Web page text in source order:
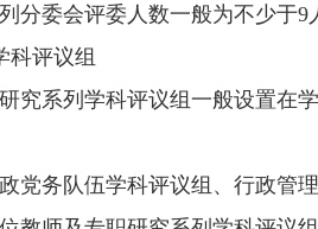
分委会评委人数一般为不少于
科评议组
究系列学科评议组一般设置在
党务队伍学科评议组、行政管